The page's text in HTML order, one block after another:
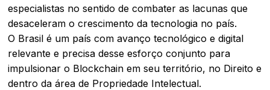
especialistas no sentido de combater as lacunas que
desaceleram o crescimento da tecnologia no país.
O Brasil é um país com avanço tecnológico e digital
relevante e precisa desse esforço conjunto para
impulsionar o Blockchain em seu território, no Direito e
dentro da área de Propriedade Intelectual.